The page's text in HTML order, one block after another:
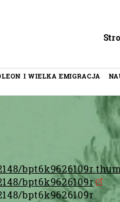
I WIELKA EMIGRACJA
bpt6k9626109r
bpt6k9626109r